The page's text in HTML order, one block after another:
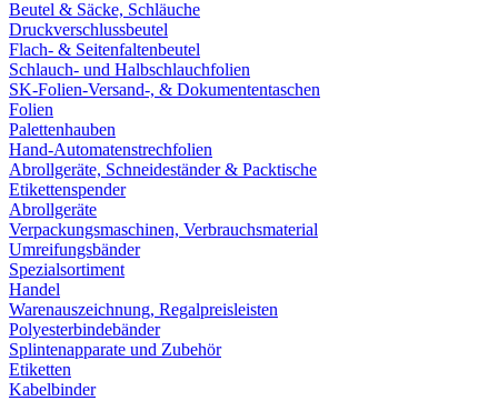
Beutel & Säcke, Schläuche
Druckverschlussbeutel
Flach- & Seitenfaltenbeutel
Schlauch- und Halbschlauchfolien
SK-Folien-Versand-, & Dokumententaschen
Folien
Palettenhauben
Hand-Automatenstrechfolien
Abrollgeräte, Schneideständer & Packtische
Etikettenspender
Abrollgeräte
Verpackungsmaschinen, Verbrauchsmaterial
Umreifungsbänder
Spezialsortiment
Handel
Warenauszeichnung, Regalpreisleisten
Polyesterbindebänder
Splintenapparate und Zubehör
Etiketten
Kabelbinder